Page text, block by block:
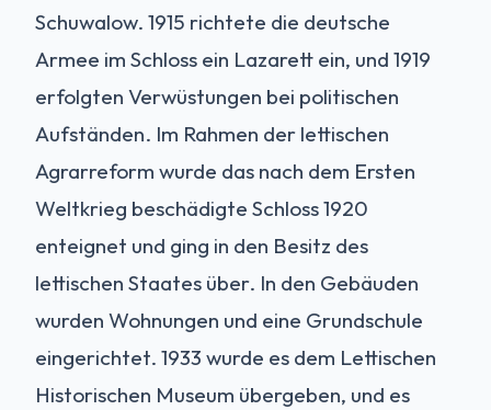
Schuwalow. 1915 richtete die deutsche
Armee im Schloss ein Lazarett ein, und 1919
erfolgten Verwüstungen bei politischen
Aufständen. Im Rahmen der lettischen
Agrarreform wurde das nach dem Ersten
Weltkrieg beschädigte Schloss 1920
enteignet und ging in den Besitz des
lettischen Staates über. In den Gebäuden
wurden Wohnungen und eine Grundschule
eingerichtet. 1933 wurde es dem Lettischen
Historischen Museum übergeben, und es